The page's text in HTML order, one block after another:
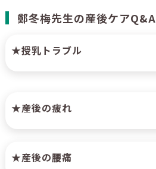
鄭冬梅先生の産後ケアQ&A
★授乳トラブル
★産後の疲れ
★産後の腰痛